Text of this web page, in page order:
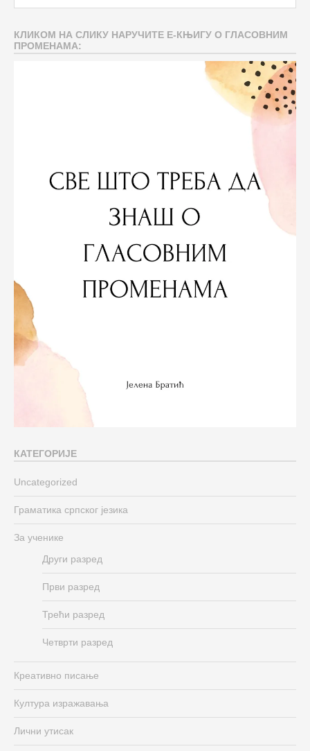
КЛИКОМ НА СЛИКУ НАРУЧИТЕ Е-КЊИГУ О ГЛАСОВНИМ
ПРОМЕНАМА:
КАТЕГОРИЈЕ
Uncategorized
Граматика српског језика
За ученике
Други разред
Први разред
Трећи разред
Четврти разред
Креативно писање
Култура изражавања
Лични утисак